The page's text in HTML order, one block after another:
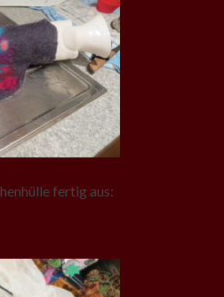
fertig aus: